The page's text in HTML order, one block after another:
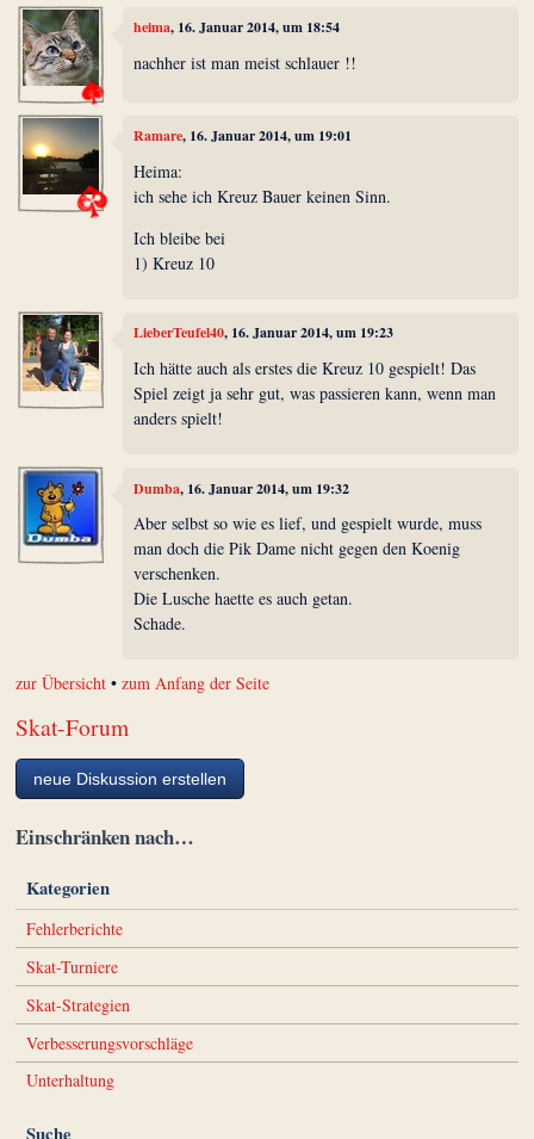
heima, 16. Januar 2014, um 18:54
nachher ist man meist schlauer !!
Ramare, 16. Januar 2014, um 19:01
Heima:
ich sehe ich Kreuz Bauer keinen Sinn.
Ich bleibe bei
1) Kreuz 10
LieberTeufel40, 16. Januar 2014, um 19:23
Ich hätte auch als erstes die Kreuz 10 gespielt! Das
Spiel zeigt ja sehr gut, was passieren kann, wenn man
anders spielt!
Dumba, 16. Januar 2014, um 19:32
Aber selbst so wie es lief, und gespielt wurde, muss
man doch die Pik Dame nicht gegen den Koenig
verschenken.
Die Lusche haette es auch getan.
Schade.
zur Übersicht •zum Anfang der Seite
Skat-Forum
neue Diskussion erstellen
Einschränken nach…
Kategorien
Fehlerberichte
Skat-Turniere
Skat-Strategien
Verbesserungsvorschläge
Unterhaltung
Suche